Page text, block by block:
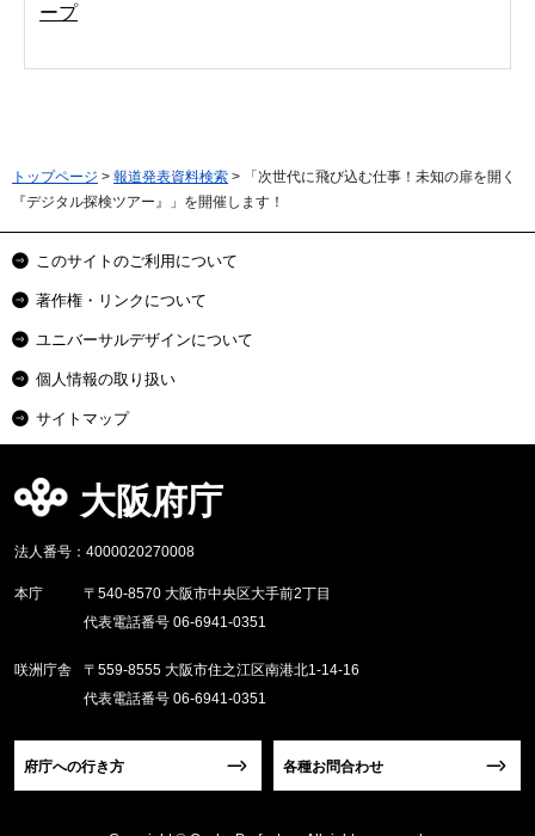
ープ
トップページ > 報道発表資料検索 > 「次世代に飛び込む仕事！未知の扉を開く
『デジタル探検ツアー』」を開催します！
このサイトのご利用について
著作権・リンクについて
ユニバーサルデザインについて
個人情報の取り扱い
サイトマップ
大阪府庁
法人番号：4000020270008
本庁
〒540-8570 大阪市中央区大手前2丁目
代表電話番号 06-6941-0351
咲洲庁舎
〒559-8555 大阪市住之江区南港北1-14-16
代表電話番号 06-6941-0351
府庁への行き方 各種お問合わせ